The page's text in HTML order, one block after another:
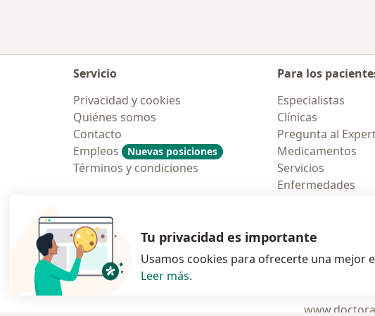
Servicio
Privacidad y cookies
Quiénes somos
Contacto
Empleos
Nuevas posiciones
Términos y condiciones
Para los
Especialistas
Clínicas
Pregunta al
Medicamentos
Servicios
Enfermedades
Polska se abre en
se
Tu privacidad es importante
Usamos cookies para ofrecerte una mejor
Leer más.